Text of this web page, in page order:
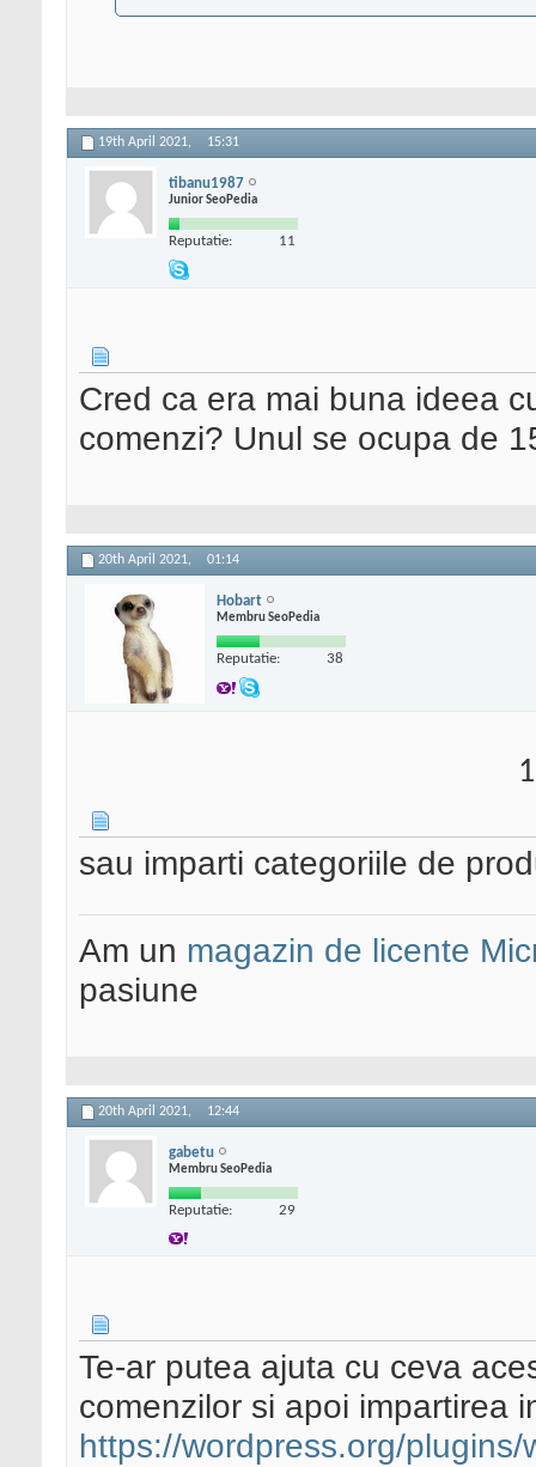
19th April 2021, 15:31
tibanu1987
Junior SeoPedia
Reputatie: 11
Cred ca era mai buna ideea
comenzi? Unul se ocupa de
20th April 2021, 01:14
Hobart
Membru SeoPedia
Reputatie: 38
sau imparti categoriile de
Am un magazin de licente
pasiune
20th April 2021, 12:44
gabetu
Membru SeoPedia
Reputatie: 29
Te-ar putea ajuta cu ceva
comenzilor si apoi impartirea
https://wordpress.org/